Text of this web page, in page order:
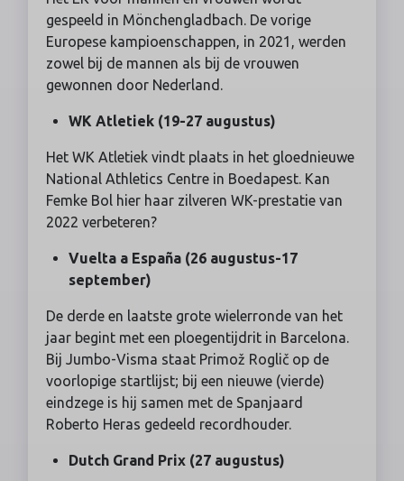
gespeeld in Mönchengladbach. De vorige
Europese kampioenschappen, in 2021, werden
zowel bij de mannen als bij de vrouwen
gewonnen door Nederland.
WK Atletiek (19-27 augustus)
Het WK Atletiek vindt plaats in het gloednieuwe
National Athletics Centre in Boedapest. Kan
Femke Bol hier haar zilveren WK-prestatie van
2022 verbeteren?
Vuelta a España (26 augustus-17
september)
De derde en laatste grote wielerronde van het
jaar begint met een ploegentijdrit in Barcelona.
Bij Jumbo-Visma staat Primož Roglič op de
voorlopige startlijst; bij een nieuwe (vierde)
eindzege is hij samen met de Spanjaard
Roberto Heras gedeeld recordhouder.
Dutch Grand Prix(27 augustus)